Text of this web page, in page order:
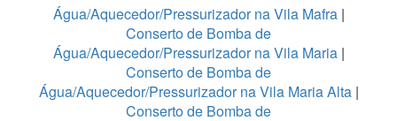
Água/Aquecedor/Pressurizador na Vila Mafra |
Conserto de Bomba de
Água/Aquecedor/Pressurizador na Vila Maria|
Conserto de Bomba de
Água/Aquecedor/Pressurizador na Vila Maria Alta|
Conserto de Bomba de